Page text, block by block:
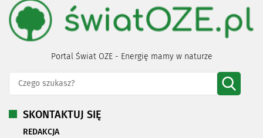
Portal Świat OZE - Energię mamy w naturze
SKONTAKTUJ SIĘ
REDAKCJA